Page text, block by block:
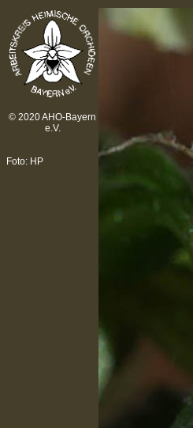
© 2020 AHO-Bayern
e.V.
Foto: HP